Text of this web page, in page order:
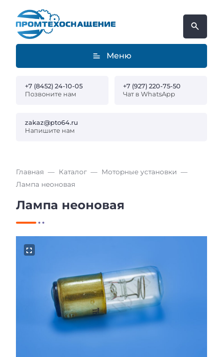
Меню
+7 (8452) 24-10-05
Позвоните нам
+7 (927) 220-75-50
Чат в WhatsApp
zakaz@pto64.ru
Напишите нам
Главная Каталог
Моторные установки
Лампа неоновая
Лампа неоновая